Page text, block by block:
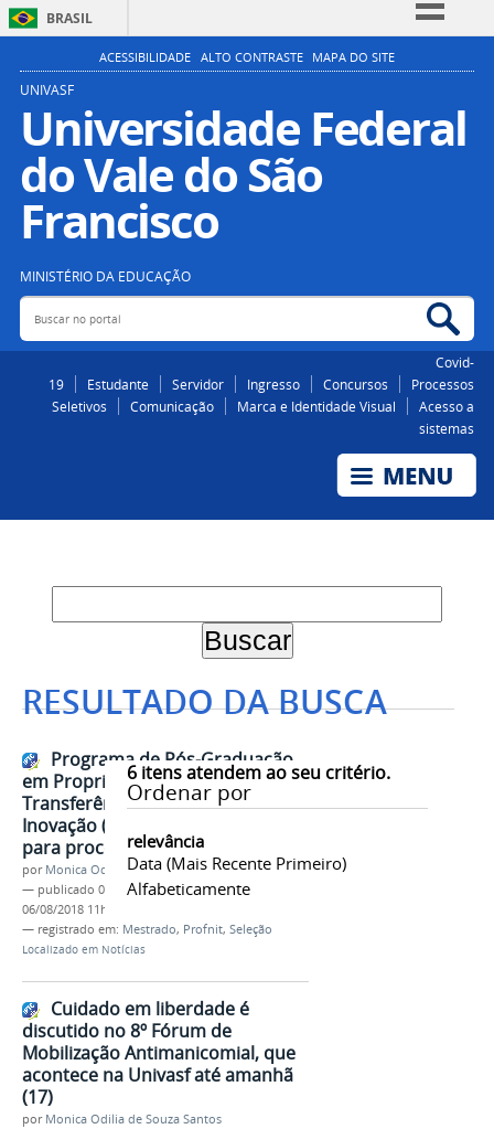
BRASIL
Simplifique!
Participe
Acesso à informação
Legislação
ACESSIBILIDADE ALTO CONTRASTE MAPA DO SITE
UNIVASF
Universidade Federal
do Vale do São
Francisco
MINISTÉRIO DA EDUCAÇÃO
Buscar no portal
Covid-
19
Estudante Servidor Ingresso Concursos
Processos
Seletivos
Comunicação Marca e Identidade Visual
Acesso a
sistemas
RESULTADO DA BUSCA
6itens atendem ao seu critério.
Ordenar por
relevância
Data (mais Recente Primeiro)
Alfabeticamente
Programa de Pós-Graduação
em Propriedade Intelectual e
Transferência de Tecnologia para
Inovação (Profnit) abre inscrições
para processo seletivo
por Monica Odilia de Souza Santos
— publicado 06/08/2018—última modificação
06/08/2018 11h13
— registrado em: Mestrado, Profnit, Seleção
Localizado em Notícias
Cuidado em liberdade é
discutido no 8º Fórum de
Mobilização Antimanicomial, que
acontece na Univasf até amanhã
(17)
por Monica Odilia de Souza Santos